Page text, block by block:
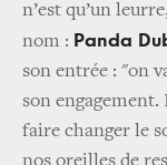
n’est qu’un
nom : Panda
son entrée : "on
son
faire changer le